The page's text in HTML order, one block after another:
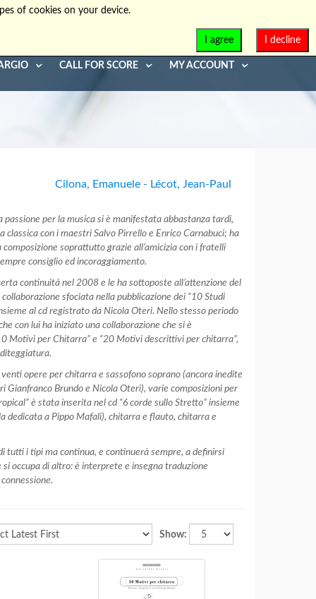
+39-090-8931952
CALL FOR SCORE MY ACCOUNT
Cilona, Emanuele - Lécot, Jean-Paul
per la musica si è manifestata abbastanza tardi,
con i maestri Salvo Pirrello e Enrico Carnabuci; ha
soprattutto grazie all’amicizia con i fratelli
consiglio ed incoraggiamento.
continuità nel 2008 e le ha sottoposte all’attenzione del
sfociata nella pubblicazione dei “10 Studi
al cd registrato da Nicola Oteri. Nello stesso periodo
con lui ha iniziato una collaborazione che si è
Motivi per Chitarra” e “20 Motivi descrittivi per chitarra”,
opere per chitarra e sassofono soprano (ancora inedite
Gianfranco Brundo e Nicola Oteri), varie composizioni per
è stata inserita nel cd “6 corde sullo Stretto” insieme
dedicata a Pippo Mafali), chitarra e flauto, chitarra e
tutti i tipi ma continua, e continuerà sempre, a definirsi
occupa di altro: è interprete e insegna traduzione
Show:
of cookies on your device.
I decline
I agree